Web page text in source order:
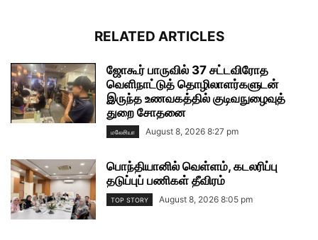
RELATED ARTICLES
ஜோகூர் பாருவில் 37 சட்டவிரோத
வெளிநாட்டுத் தொழிலாளர்களுடன்
இருந்த உணவகத்தில் குடிவநுழைவுத்
துறை சோதனை
மலேசியா August 8, 2026 8:27 pm
பொந்தியானில் வெள்ளம், கடலரிப்பு
தடுப்புப் பணிகள் தீவிரம்
TOP STORY August 8, 2026 8:05 pm